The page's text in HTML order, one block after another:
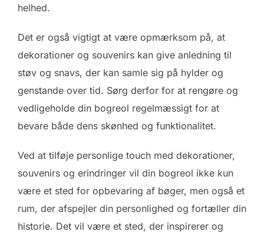
helhed.
Det er også vigtigt at være opmærksom på, at
dekorationer og souvenirs kan give anledning til
støv og snavs, der kan samle sig på hylder og
genstande over tid. Sørg derfor for at rengøre og
vedligeholde din bogreol regelmæssigt for at
bevare både dens skønhed og funktionalitet.
Ved at tilføje personlige touch med dekorationer,
souvenirs og erindringer vil din bogreol ikke kun
være et sted for opbevaring af bøger, men også et
rum, der afspejler din personlighed og fortæller din
historie. Det vil være et sted, der inspirerer og